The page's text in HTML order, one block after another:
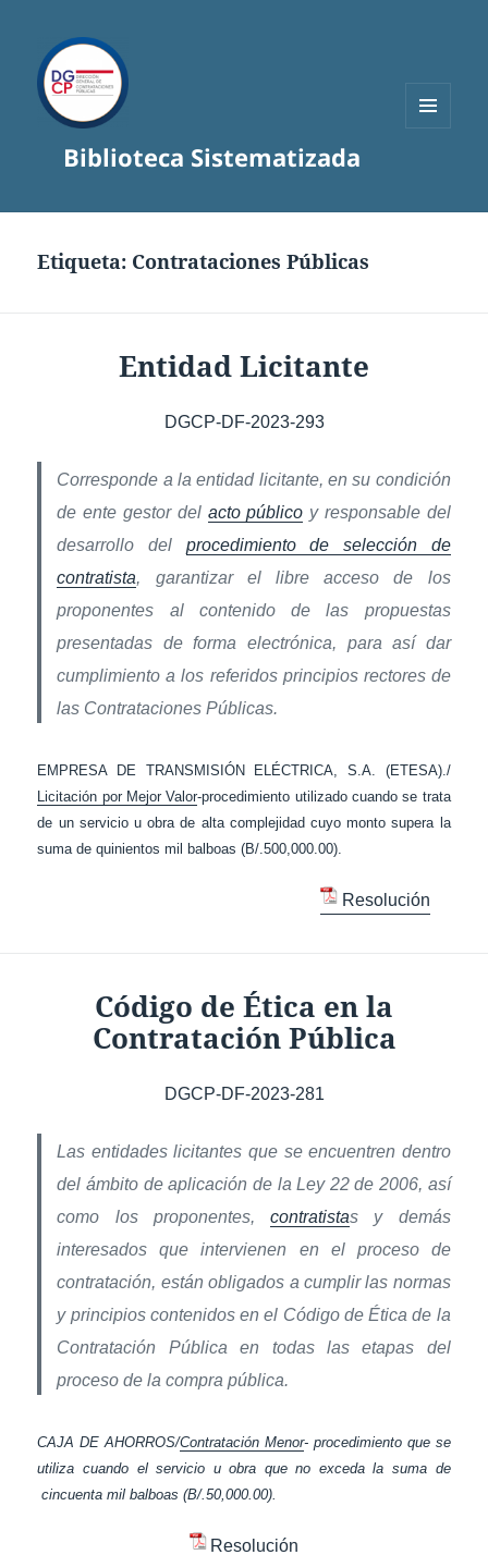
Biblioteca Sistematizada
Etiqueta: Contrataciones Públicas
Entidad Licitante
DGCP-DF-2023-293
Corresponde a la entidad licitante, en su condición
de ente gestor del acto público y responsable del
desarrollo del procedimiento de selección de
contratista, garantizar el libre acceso de los
proponentes al contenido de las propuestas
presentadas de forma electrónica, para así dar
cumplimiento a los referidos principios rectores de
las Contrataciones Públicas.
EMPRESA DE TRANSMISIÓN ELÉCTRICA, S.A. (ETESA)./
Licitación por Mejor Valor-procedimiento utilizado cuando se trata
de un servicio u obra de alta complejidad cuyo monto supera la
suma de quinientos mil balboas (B/.500,000.00).
Resolución
Código de Ética en la
Contratación Pública
DGCP-DF-2023-281
Las entidades licitantes que se encuentren dentro
del ámbito de aplicación de la Ley 22 de 2006, así
como los proponentes,contratistas y demás
interesados que intervienen en el proceso de
contratación, están obligados a cumplir las normas
y principios contenidos en el Código de Ética de la
Contratación Pública en todas las etapas del
proceso de la compra pública.
CAJA DE AHORROS/Contratación Menor- procedimiento que se
utiliza cuando el servicio u obra que no exceda la suma de
cincuenta mil balboas (B/.50,000.00).
Resolución